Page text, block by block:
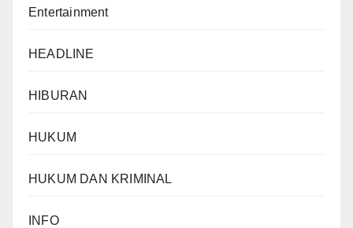
Entertainment
HEADLINE
HIBURAN
HUKUM
HUKUM DAN KRIMINAL
INFO